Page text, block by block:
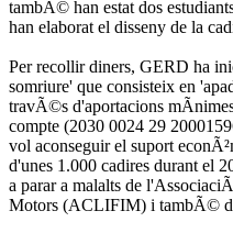
tambÃ© han estat dos
han elaborat el disseny de la
Per recollir diners, GERD ha
somriure' que consisteix en
travÃ©s d'aportacions
compte (2030 0024 29
vol aconseguir el suport
d'unes 1.000 cadires durant el
a parar a malalts de
Motors (ACLIFIM) i tambÃ©